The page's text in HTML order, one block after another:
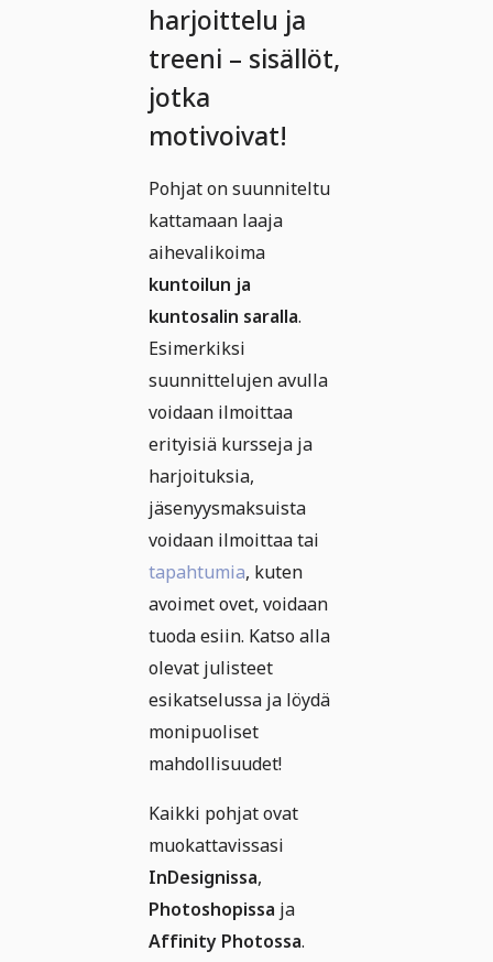
harjoittelu ja
treeni – sisällöt,
jotka
motivoivat!
Pohjat on suunniteltu
kattamaan laaja
aihevalikoima
kuntoilun ja
kuntosalin saralla.
Esimerkiksi
suunnittelujen avulla
voidaan ilmoittaa
erityisiä kursseja ja
harjoituksia,
jäsenyysmaksuista
voidaan ilmoittaa tai
tapahtumia, kuten
avoimet ovet, voidaan
tuoda esiin. Katso alla
olevat julisteet
esikatselussa ja löydä
monipuoliset
mahdollisuudet!
Kaikki pohjat ovat
muokattavissasi
InDesignissa,
Photoshopissa ja
Affinity Photossa.